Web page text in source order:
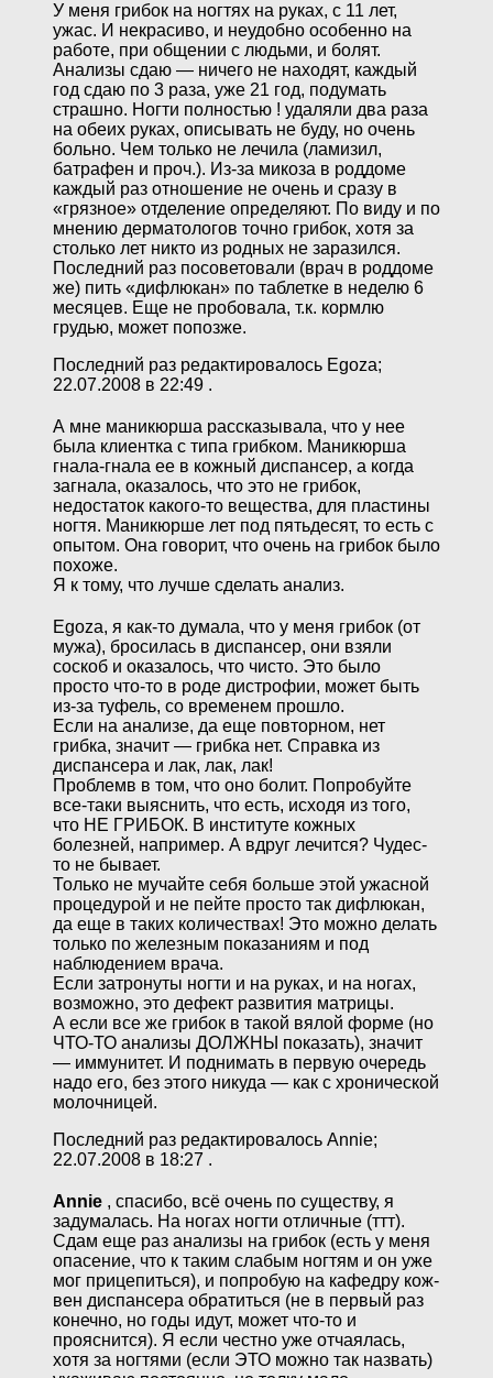
У меня грибок на ногтях на руках, с 11 лет,
ужас. И некрасиво, и неудобно особенно на
работе, при общении с людьми, и болят.
Анализы сдаю — ничего не находят, каждый
год сдаю по 3 раза, уже 21 год, подумать
страшно. Ногти полностью ! удаляли два раза
на обеих руках, описывать не буду, но очень
больно. Чем только не лечила (ламизил,
батрафен и проч.). Из-за микоза в роддоме
каждый раз отношение не очень и сразу в
«грязное» отделение определяют. По виду и по
мнению дерматологов точно грибок, хотя за
столько лет никто из родных не заразился.
Последний раз посоветовали (врач в роддоме
же) пить «дифлюкан» по таблетке в неделю 6
месяцев. Еще не пробовала, т.к. кормлю
грудью, может попозже.
Последний раз редактировалось Egoza;
22.07.2008 в 22:49 .
А мне маникюрша рассказывала, что у нее
была клиентка с типа грибком. Маникюрша
гнала-гнала ее в кожный диспансер, а когда
загнала, оказалось, что это не грибок,
недостаток какого-то вещества, для пластины
ногтя. Маникюрше лет под пятьдесят, то есть с
опытом. Она говорит, что очень на грибок было
похоже.
Я к тому, что лучше сделать анализ.
Egoza, я как-то думала, что у меня грибок (от
мужа), бросилась в диспансер, они взяли
соскоб и оказалось, что чисто. Это было
просто что-то в роде дистрофии, может быть
из-за туфель, со временем прошло.
Если на анализе, да еще повторном, нет
грибка, значит — грибка нет. Справка из
диспансера и лак, лак, лак!
Проблемв в том, что оно болит. Попробуйте
все-таки выяснить, что есть, исходя из того,
что НЕ ГРИБОК. В институте кожных
болезней, например. А вдруг лечится? Чудес-
то не бывает.
Только не мучайте себя больше этой ужасной
процедурой и не пейте просто так дифлюкан,
да еще в таких количествах! Это можно делать
только по железным показаниям и под
наблюдением врача.
Если затронуты ногти и на руках, и на ногах,
возможно, это дефект развития матрицы.
А если все же грибок в такой вялой форме (но
ЧТО-ТО анализы ДОЛЖНЫ показать), значит
— иммунитет. И поднимать в первую очередь
надо его, без этого никуда — как с хронической
молочницей.
Последний раз редактировалось Annie;
22.07.2008 в 18:27 .
Annie , спасибо, всё очень по существу, я
задумалась. На ногах ногти отличные (ттт).
Сдам еще раз анализы на грибок (есть у меня
опасение, что к таким слабым ногтям и он уже
мог прицепиться), и попробую на кафедру кож-
вен диспансера обратиться (не в первый раз
конечно, но годы идут, может что-то и
прояснится). Я если честно уже отчаялась,
хотя за ногтями (если ЭТО можно так назвать)